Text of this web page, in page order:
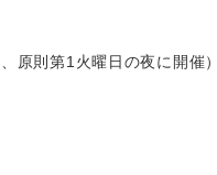
原則第1火曜日の夜に開催）